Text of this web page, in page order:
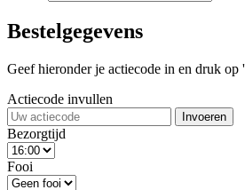
Bestelgegevens
Geef hieronder je actiecode in en druk
Actiecode invullen
Invoeren
Bezorgtijd
Fooi